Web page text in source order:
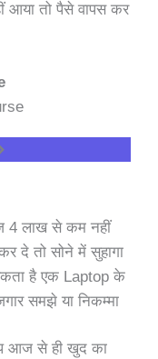
तो पैसे वापस कर
4 लाख से कम नहीं
दे तो सोने में सुहागा
है एक Laptop के
समझे या निकम्मा
आज से ही खुद का